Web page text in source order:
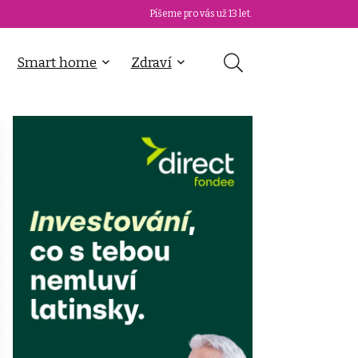
Píšeme pro vás už 13 let.
Smart home Zdraví